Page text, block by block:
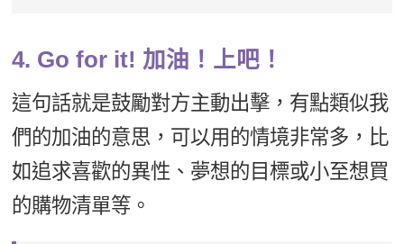
4. Go for it! 加油！上吧！
這句話就是鼓勵對方主動出擊，有點類似我
們的加油的意思，可以用的情境非常多，比
如追求喜歡的異性、夢想的目標或小至想買
的購物清單等。